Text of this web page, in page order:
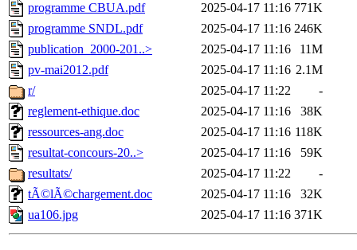
programme CBUA.pdf
2025-04-17 11:16 771K
programme SNDL.pdf
2025-04-17 11:16 246K
publication_2000-201..>
2025-04-17 11:16
11M
pv-mai2012.pdf
2025-04-17 11:16 2.1M
r/
2025-04-17 11:22
-
reglement-ethique.doc
2025-04-17 11:16
38K
ressources-ang.doc
2025-04-17 11:16 118K
resultat-concours-20..>
2025-04-17 11:16
59K
resultats/
2025-04-17 11:22
-
tÃ©lÃ©chargement.doc
2025-04-17 11:16
32K
ua106.jpg
2025-04-17 11:16 371K